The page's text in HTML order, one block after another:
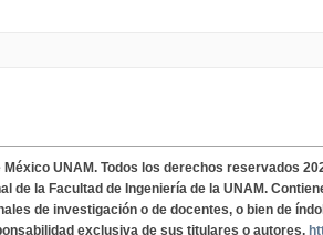
UNAM. Todos los derechos reservados
de la Facultad de Ingeniería de la UNAM.
de investigación o de docentes, o bien de
exclusiva de sus titulares o autores.